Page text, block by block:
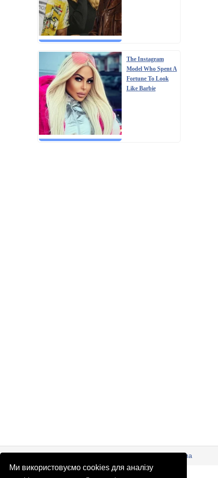
Ми використовуємо cookies для аналізу
The Instagram
Model Who Spent A
Fortune To Look
Like Barbie
© Патріоти України 2026 Правова інформація
Реклама
info@patrioty.org.ua